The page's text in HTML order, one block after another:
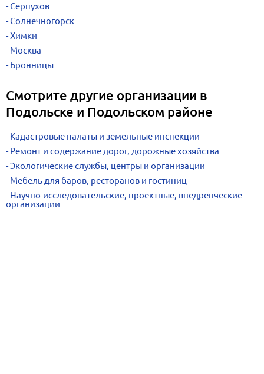
Серпухов
Солнечногорск
Химки
Москва
Бронницы
Смотрите другие организации в
Подольске и Подольском районе
Кадастровые палаты и земельные инспекции
Ремонт и содержание дорог, дорожные хозяйства
Экологические службы, центры и организации
Мебель для баров, ресторанов и гостиниц
Научно-исследовательские, проектные, внедренческие
организации